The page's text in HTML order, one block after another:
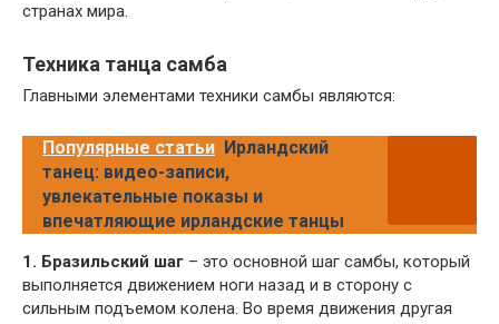
странах мира.
Техника танца самба
Главными элементами техники самбы являются:
Популярные статьи Ирландский
танец: видео-записи,
увлекательные показы и
впечатляющие ирландские танцы
1. Бразильский шаг – это основной шаг самбы, который
выполняется движением ноги назад и в сторону с
сильным подъемом колена. Во время движения другая